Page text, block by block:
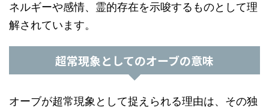
ネルギーや感情、霊的存在を示唆するものとして理
解されています。
超常現象としてのオーブの意味
オーブが超常現象として捉えられる理由は、その独